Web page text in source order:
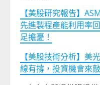
【美股研究報告】
先進製程產能利用率
足擔憂！
【美股技術分析】美
線有撐，投資機會來